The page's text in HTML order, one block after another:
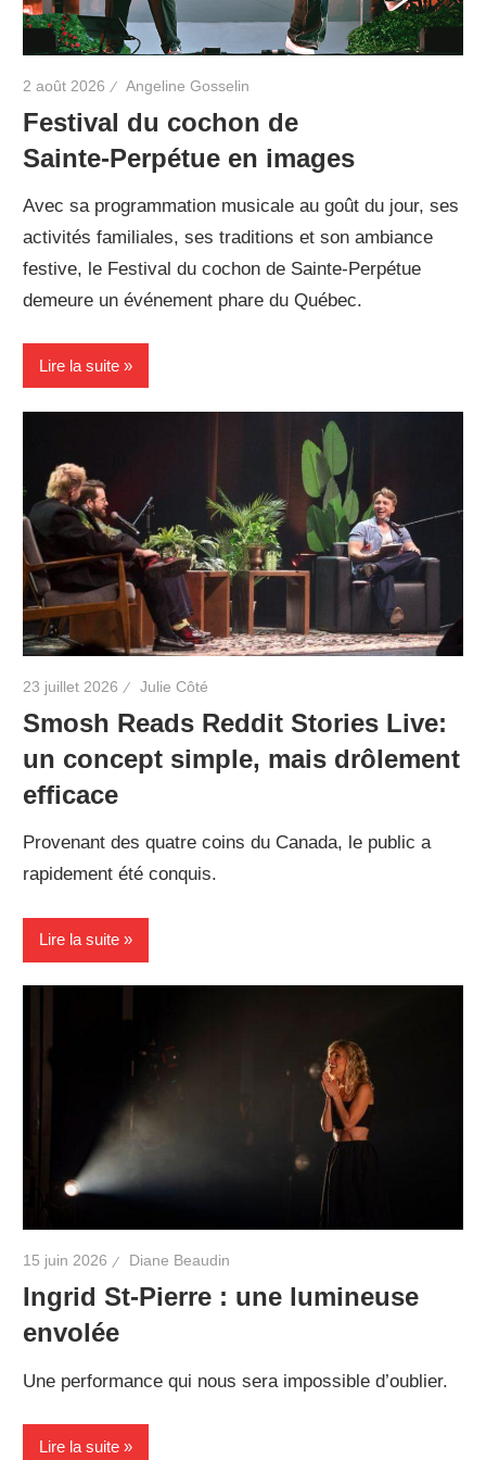
2 août 2026 Angeline Gosselin
Festival du cochon de
Sainte‑Perpétue en images
Avec sa programmation musicale au goût du jour, ses
activités familiales, ses traditions et son ambiance
festive, le Festival du cochon de Sainte‑Perpétue
demeure un événement phare du Québec.
Lire la suite
23 juillet 2026 Julie Côté
Smosh Reads Reddit Stories Live:
un concept simple, mais drôlement
efficace
Provenant des quatre coins du Canada, le public a
rapidement été conquis.
Lire la suite
15 juin 2026 Diane Beaudin
Ingrid St-Pierre : une lumineuse
envolée
Une performance qui nous sera impossible d’oublier.
Lire la suite